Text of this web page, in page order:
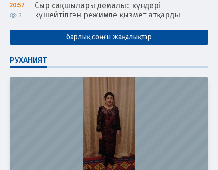
20:57
2
Сыр сақшылары демалыс күндері
күшейтілген режимде қызмет атқарды
барлық соңғы жаңалықтар
РУХАНИЯТ